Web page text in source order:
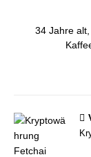
34 Jahre